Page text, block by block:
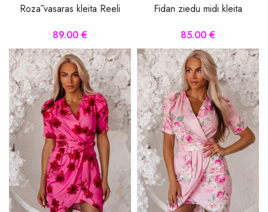
Rozā vasaras kleita Reeli
89.00 €
Fidan ziedu midi kleita
85.00 €